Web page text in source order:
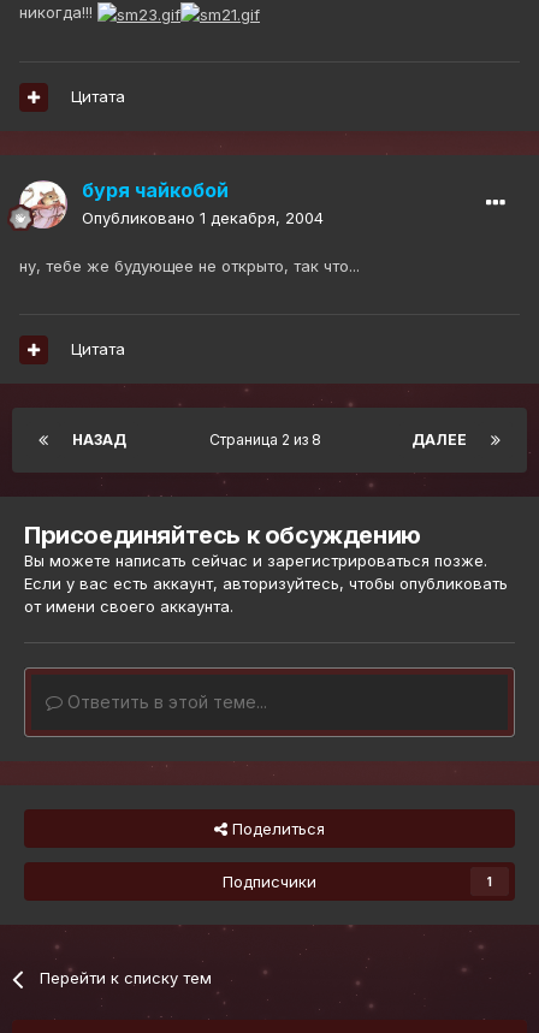
никогда!!!
Цитата
буря чайкобой
Опубликовано 1 декабря, 2004
ну, тебе же будующее не открыто, так что...
Цитата
НАЗАД ДАЛЕЕ
Страница 2 из 8
Присоединяйтесь к обсуждению
Вы можете написать сейчас и зарегистрироваться позже.
Если у вас есть аккаунт, авторизуйтесь, чтобы опубликовать
от имени своего аккаунта.
Ответить в этой теме...
Поделиться
Подписчики 1
Перейти к списку тем